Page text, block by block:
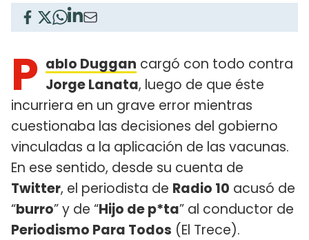
P ablo Duggan cargó con todo contra
Jorge Lanata, luego de que éste
incurriera en un grave error mientras
cuestionaba las decisiones del gobierno
vinculadas a la aplicación de las vacunas.
En ese sentido, desde su cuenta de
Twitter, el periodista de Radio 10 acusó de
“burro” y de “Hijo de p*ta” al conductor de
Periodismo Para Todos (El Trece).